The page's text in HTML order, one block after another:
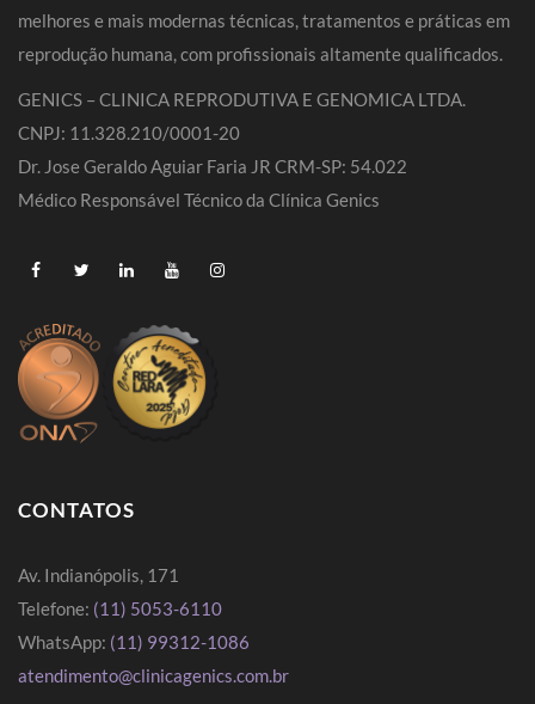
melhores e mais modernas técnicas, tratamentos e práticas em
reprodução humana, com profissionais altamente qualificados.
GENICS – CLINICA REPRODUTIVA E GENOMICA LTDA.
CNPJ: 11.328.210/0001-20
Dr. Jose Geraldo Aguiar Faria JR CRM-SP: 54.022
Médico Responsável Técnico da Clínica Genics
CONTATOS
Av. Indianópolis, 171
Telefone: (11) 5053-6110
WhatsApp: (11) 99312-1086
atendimento@clinicagenics.com.br